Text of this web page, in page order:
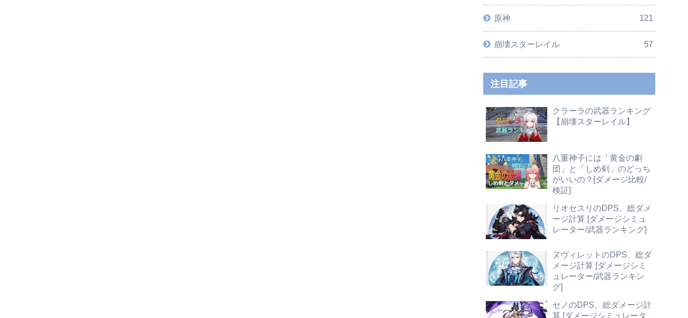
原神 121
崩壊スターレイル 57
注目記事
クラーラの武器ランキング
【崩壊スターレイル】
八重神子には「黄金の劇
団」と「しめ剣」のどっち
がいいの？[ダメージ比較/
検証]
リオセスリのDPS、総ダメ
ージ計算 [ダメージシミュ
レーター/武器ランキング]
ヌヴィレットのDPS、総ダ
メージ計算 [ダメージシミ
ュレーター/武器ランキン
グ]
セノのDPS、総ダメージ計
算 [ダメージシミュレータ